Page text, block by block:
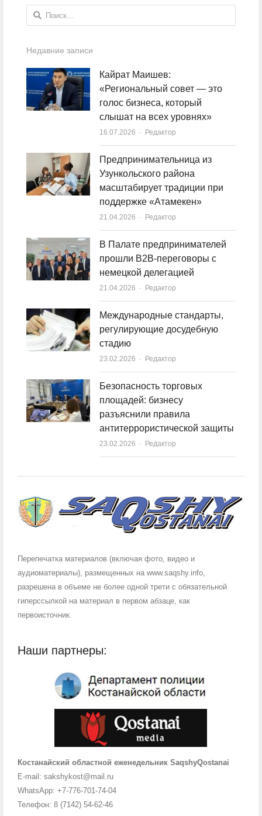
Найти:
Недавние записи
Кайрат Маишев:
«Региональный совет — это
голос бизнеса, который
слышат на всех уровнях»
16.07.2026 Author
Редактор
Предпринимательница из
Узункольского района
масштабирует традиции при
поддержке «Атамекен»
21.04.2026 Author
Редактор
В Палате предпринимателей
прошли B2B-переговоры с
немецкой делегацией
21.04.2026 Author
Редактор
Международные стандарты,
регулирующие досудебную
стадию
23.02.2026 Author
Редактор
Безопасность торговых
площадей: бизнесу
разъяснили правила
антитеррористической защиты
23.02.2026 Author
Редактор
Перепечатка материалов (включая фото, видео и
аудиоматериалы), размещенных на www.saqshy.info,
разрешена в объеме не более одной трети с обязательной
гиперссылкой на материал в первом абзаце, как
первоисточник.
Наши партнеры:
Костанайский областной еженедельник SaqshyQostanai
E-mail: sakshykost@mail.ru
WhatsApp: +7-776-701-74-04
Телефон: 8 (7142) 54-62-46